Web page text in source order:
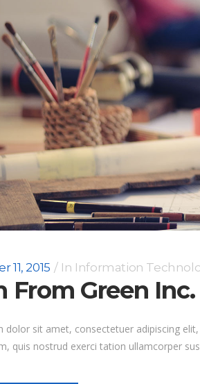
11, 2015 In Information
From Green
dolor sit amet, consectetuer adipiscing
quis nostrud exerci tation ullamcorper